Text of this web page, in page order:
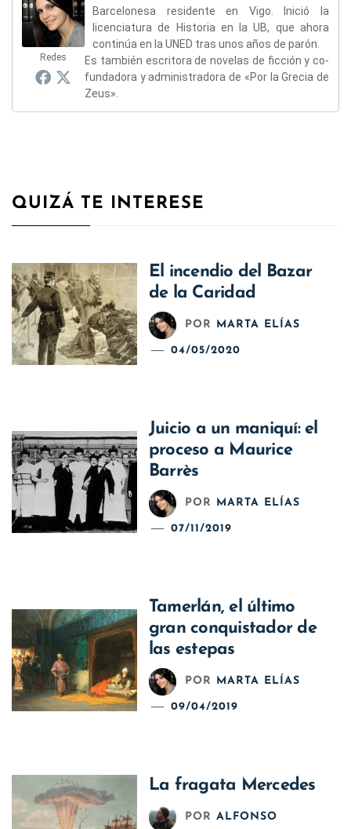
Redes
Barcelonesa residente en Vigo. Inició la
licenciatura de Historia en la UB, que ahora
continúa en la UNED tras unos años de parón.
Es también escritora de novelas de ficción y co-
fundadora y administradora de «Por la Grecia de
Zeus».
QUIZÁ TE INTERESE
El incendio del Bazar
de la Caridad
POR MARTA ELÍAS
04/05/2020
Juicio a un maniquí: el
proceso a Maurice
Barrès
POR MARTA ELÍAS
07/11/2019
Tamerlán, el último
gran conquistador de
las estepas
POR MARTA ELÍAS
09/04/2019
La fragata Mercedes
POR ALFONSO